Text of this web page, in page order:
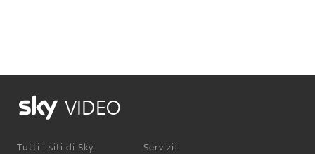
VIDEO
Tutti i siti di Sky: Servizi: